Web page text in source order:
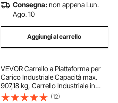
Consegna:non appena Lun.
Ago. 10
Aggiungi al carrello
VEVOR Carrello a Piattaforma per
Carico Industriale Capacità max.
907,18 kg, Carrello Industriale in
Acciaio con Ruote Girevoli e
(12)